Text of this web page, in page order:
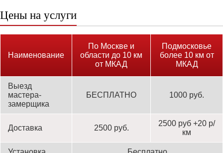
Цены на услуги
Наименование
По Москве и
области до 10 км
от МКАД
Подмосковье
более 10 км от
МКАД
Выезд
мастера-
замерщика
БЕСПЛАТНО 1000 руб.
Доставка 2500 руб.
2500 руб +20 р/
км